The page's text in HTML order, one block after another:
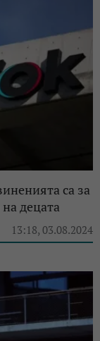
са за
децата
13:18, 03.08.2024